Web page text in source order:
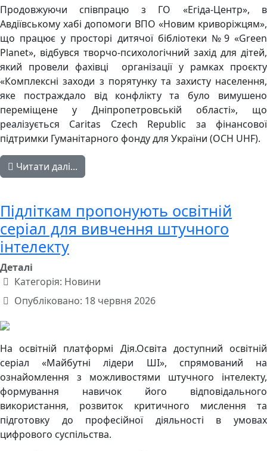
Продовжуючи співпрацю з ГО «Егіда-Центр», в
Авдіївському хабі допомоги ВПО «Новим криворіжцям»,
що працює у просторі дитячої бібліотеки №9 «Green
Planet», відбувся творчо-психологічний захід для дітей,
який провели фахівці організації у рамках проєкту
«Комплексні заходи з порятунку та захисту населення,
яке постраждало від конфлікту та було вимушено
переміщене у Дніпропетровській області», що
реалізується Caritas Czech Republic за фінансової
підтримки Гуманітарного фонду для України (OCH UHF).
Читати далі...
Підліткам пропонують освітній
серіал для вивчення штучного
інтелекту
Деталі
Категорія: Новини
Опубліковано: 18 червня 2026
На освітній платформі Дія.Освіта доступний освітній
серіал «Майбутні лідери ШІ», спрямований на
ознайомлення з можливостями штучного інтелекту,
формування навичок його відповідального
використання, розвиток критичного мислення та
підготовку до професійної діяльності в умовах
цифрового суспільства.